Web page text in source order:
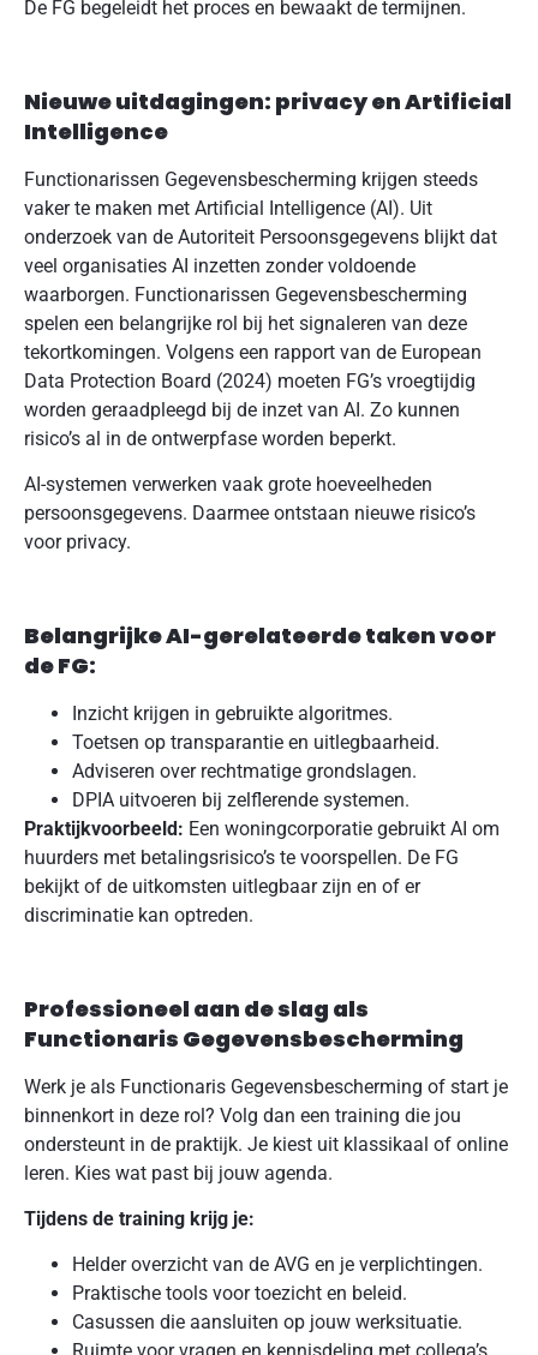
De FG begeleidt het proces en bewaakt de termijnen.
Nieuwe uitdagingen: privacy en Artificial
Intelligence
Functionarissen Gegevensbescherming krijgen steeds
vaker te maken met Artificial Intelligence (AI). Uit
onderzoek van de Autoriteit Persoonsgegevens blijkt dat
veel organisaties AI inzetten zonder voldoende
waarborgen. Functionarissen Gegevensbescherming
spelen een belangrijke rol bij het signaleren van deze
tekortkomingen. Volgens een rapport van de European
Data Protection Board (2024) moeten FG’s vroegtijdig
worden geraadpleegd bij de inzet van AI. Zo kunnen
risico’s al in de ontwerpfase worden beperkt.
AI-systemen verwerken vaak grote hoeveelheden
persoonsgegevens. Daarmee ontstaan nieuwe risico’s
voor privacy.
Belangrijke AI-gerelateerde taken voor
de FG:
Inzicht krijgen in gebruikte algoritmes.
Toetsen op transparantie en uitlegbaarheid.
Adviseren over rechtmatige grondslagen.
DPIA uitvoeren bij zelflerende systemen.
Praktijkvoorbeeld: Een woningcorporatie gebruikt AI om
huurders met betalingsrisico’s te voorspellen. De FG
bekijkt of de uitkomsten uitlegbaar zijn en of er
discriminatie kan optreden.
Professioneel aan de slag als
Functionaris Gegevensbescherming
Werk je als Functionaris Gegevensbescherming of start je
binnenkort in deze rol? Volg dan een training die jou
ondersteunt in de praktijk. Je kiest uit klassikaal of online
leren. Kies wat past bij jouw agenda.
Tijdens de training krijg je:
Helder overzicht van de AVG en je verplichtingen.
Praktische tools voor toezicht en beleid.
Casussen die aansluiten op jouw werksituatie.